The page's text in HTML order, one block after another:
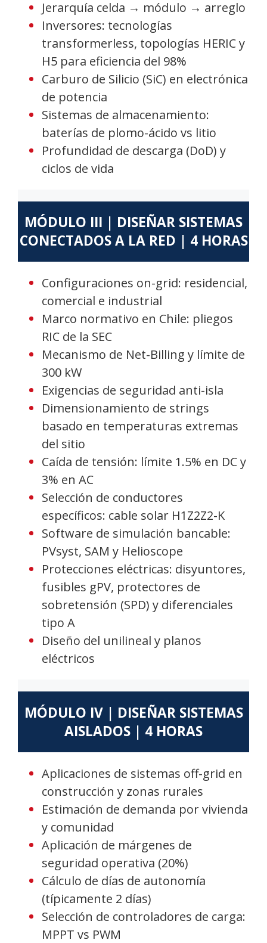
Jerarquía celda → módulo → arreglo
Inversores: tecnologías
transformerless, topologías HERIC y
H5 para eficiencia del 98%
Carburo de Silicio (SiC) en electrónica
de potencia
Sistemas de almacenamiento:
baterías de plomo-ácido vs litio
Profundidad de descarga (DoD) y
ciclos de vida
MÓDULO III | DISEÑAR SISTEMAS
CONECTADOS A LA RED | 4 HORAS
Configuraciones on-grid: residencial,
comercial e industrial
Marco normativo en Chile: pliegos
RIC de la SEC
Mecanismo de Net-Billing y límite de
300 kW
Exigencias de seguridad anti-isla
Dimensionamiento de strings
basado en temperaturas extremas
del sitio
Caída de tensión: límite 1.5% en DC y
3% en AC
Selección de conductores
específicos: cable solar H1Z2Z2-K
Software de simulación bancable:
PVsyst, SAM y Helioscope
Protecciones eléctricas: disyuntores,
fusibles gPV, protectores de
sobretensión (SPD) y diferenciales
tipo A
Diseño del unilineal y planos
eléctricos
MÓDULO IV | DISEÑAR SISTEMAS
AISLADOS | 4 HORAS
Aplicaciones de sistemas off-grid en
construcción y zonas rurales
Estimación de demanda por vivienda
y comunidad
Aplicación de márgenes de
seguridad operativa (20%)
Cálculo de días de autonomía
(típicamente 2 días)
Selección de controladores de carga:
MPPT vs PWM